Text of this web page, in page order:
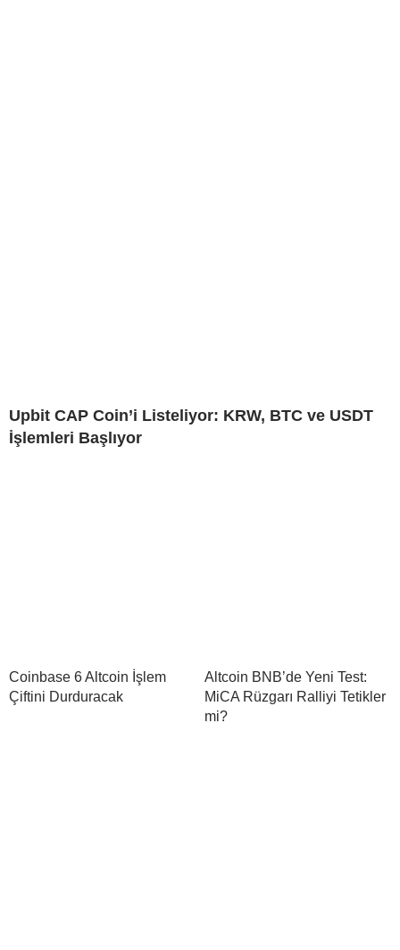
Upbit CAP Coin’i Listeliyor: KRW, BTC ve USDT
İşlemleri Başlıyor
Coinbase 6 Altcoin İşlem
Çiftini Durduracak
Altcoin BNB’de Yeni Test:
MiCA Rüzgarı Ralliyi Tetikler
mi?